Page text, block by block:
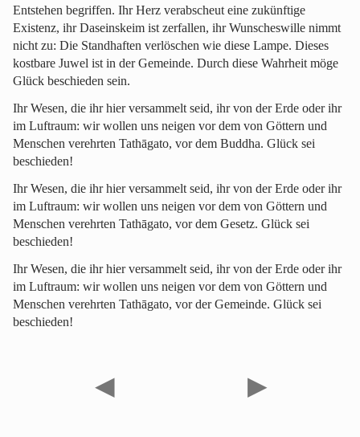
Entstehen begriffen. Ihr Herz verabscheut eine zukünftige
Existenz, ihr Daseinskeim ist zerfallen, ihr Wunscheswille nimmt
nicht zu: Die Standhaften verlöschen wie diese Lampe. Dieses
kostbare Juwel ist in der Gemeinde. Durch diese Wahrheit möge
Glück beschieden sein.
Ihr Wesen, die ihr hier versammelt seid, ihr von der Erde oder ihr
im Luftraum: wir wollen uns neigen vor dem von Göttern und
Menschen verehrten Tathāgato, vor dem Buddha. Glück sei
beschieden!
Ihr Wesen, die ihr hier versammelt seid, ihr von der Erde oder ihr
im Luftraum: wir wollen uns neigen vor dem von Göttern und
Menschen verehrten Tathāgato, vor dem Gesetz. Glück sei
beschieden!
Ihr Wesen, die ihr hier versammelt seid, ihr von der Erde oder ihr
im Luftraum: wir wollen uns neigen vor dem von Göttern und
Menschen verehrten Tathāgato, vor der Gemeinde. Glück sei
beschieden!
◀ ▶